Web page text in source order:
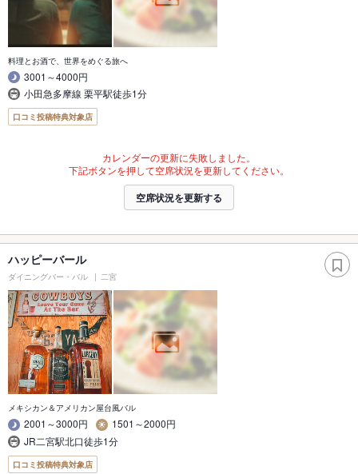
料理とお酒で、世界をめぐる旅へ
3001～4000円
小田急多摩線 栗平駅徒歩1分
口コミ投稿特典対象店
カレンダーの更新に失敗しました。
下記ボタンを押して空席状況を更新してください。
空席状況を更新する
ハッピーバール
ダイニングバー・バル 二宮
メキシカン＆アメリカン屋台風バル
2001～3000円
1501～2000円
JR二宮駅北口徒歩1分
口コミ投稿特典対象店